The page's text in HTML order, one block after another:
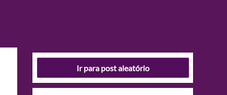
Ir para post aleatório